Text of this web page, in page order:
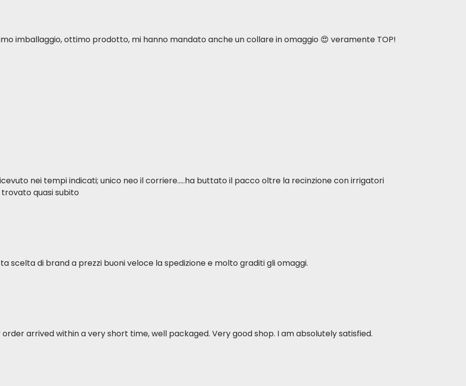
imballaggio, ottimo prodotto, mi hanno mandato anche un collare in omaggio 😍 veramente TOP!
nei tempi indicati; unico neo il corriere.....ha buttato il pacco oltre la recinzione con irrigatori
quasi subito
scelta di brand a prezzi buoni veloce la spedizione e molto graditi gli omaggi.
arrived within a very short time, well packaged. Very good shop. I am absolutely satisfied.